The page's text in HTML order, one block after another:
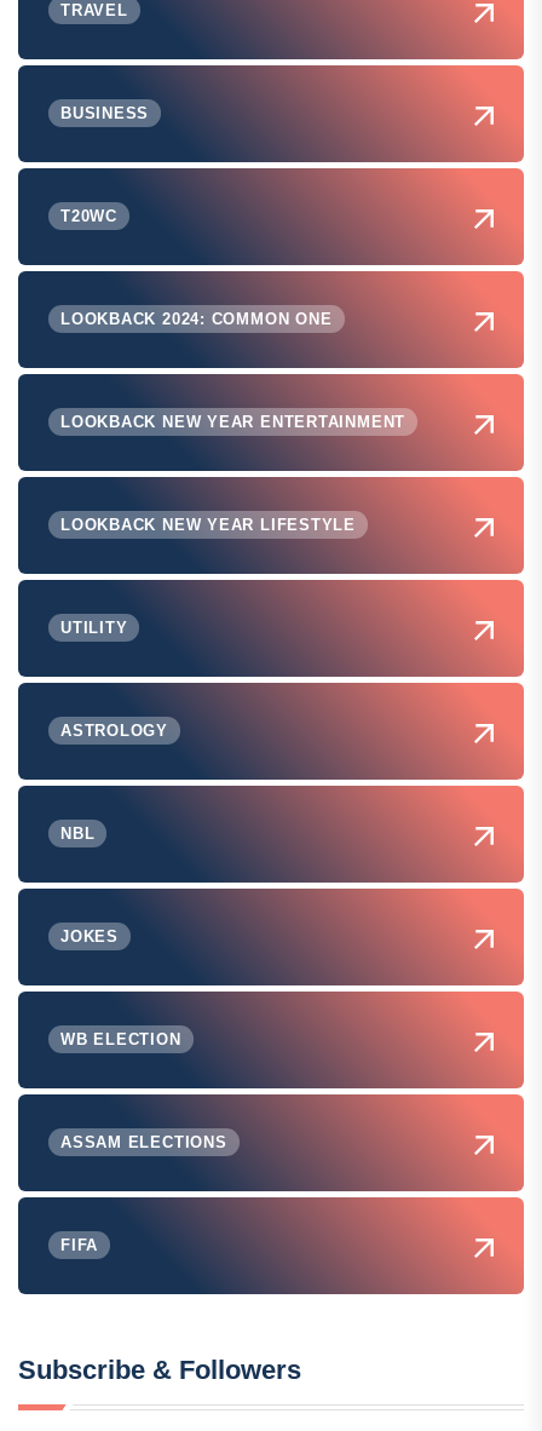
TRAVEL
BUSINESS
T20WC
LOOKBACK 2024: COMMON ONE
LOOKBACK NEW YEAR ENTERTAINMENT
LOOKBACK NEW YEAR LIFESTYLE
UTILITY
ASTROLOGY
NBL
JOKES
WB ELECTION
ASSAM ELECTIONS
FIFA
Subscribe & Followers